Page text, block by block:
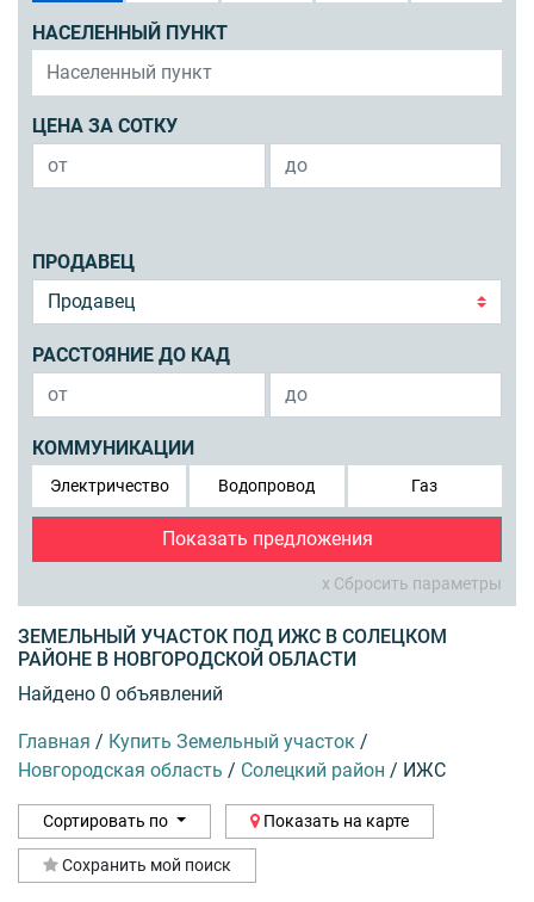
НАСЕЛЕННЫЙ ПУНКТ
ЦЕНА ЗА СОТКУ
ПРОДАВЕЦ
РАССТОЯНИЕ ДО КАД
КОММУНИКАЦИИ
Электричество Водопровод Газ
Показать предложения
x Сбросить параметры
ЗЕМЕЛЬНЫЙ УЧАСТОК ПОД ИЖС В СОЛЕЦКОМ
РАЙОНЕ В НОВГОРОДСКОЙ ОБЛАСТИ
Найдено 0 объявлений
Главная / Купить Земельный участок /
Новгородская область / Солецкий район / ИЖС
Сортировать по Показать на карте
Сохранить мой поиск